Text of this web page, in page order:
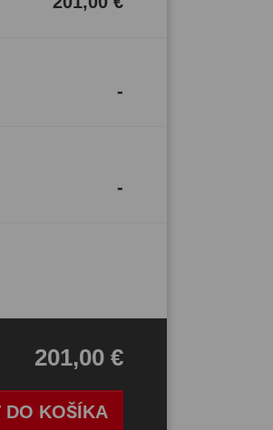
-
-
DO KOŠÍKA
201,00 €